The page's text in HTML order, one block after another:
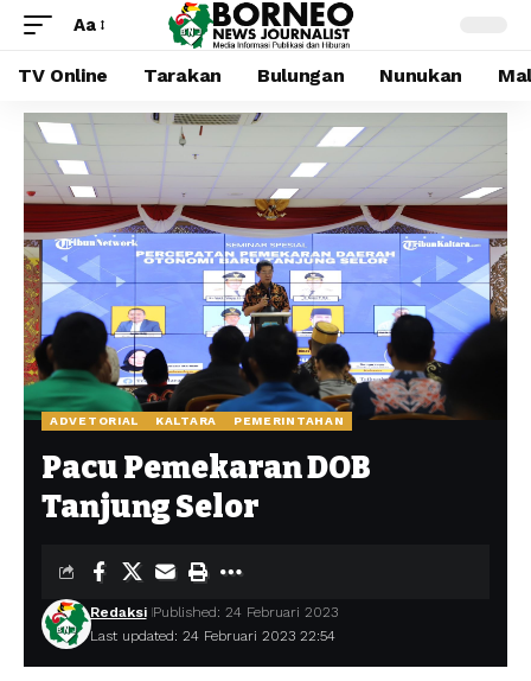
Aa
TV Online Tarakan Bulungan Nunukan
ADVETORIAL KALTARA PEMERINTAHAN
Pacu Pemekaran DOB
Tanjung Selor
Last updated: 24 Februari 2023 22:54
Redaksi Published: 24 Februari 2023